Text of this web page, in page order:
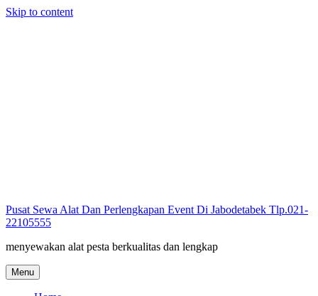
Skip to content
Pusat Sewa Alat Dan Perlengkapan Event Di Jabodetabek Tlp.021-
22105555
menyewakan alat pesta berkualitas dan lengkap
Menu